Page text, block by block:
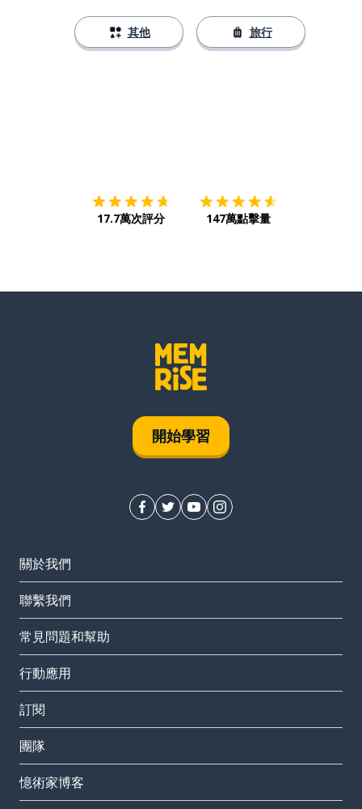
其他 旅行
17.7萬次評分 147萬點擊量
開始學習
關於我們
聯繫我們
常見問題和幫助
行動應用
訂閱
團隊
憶術家博客